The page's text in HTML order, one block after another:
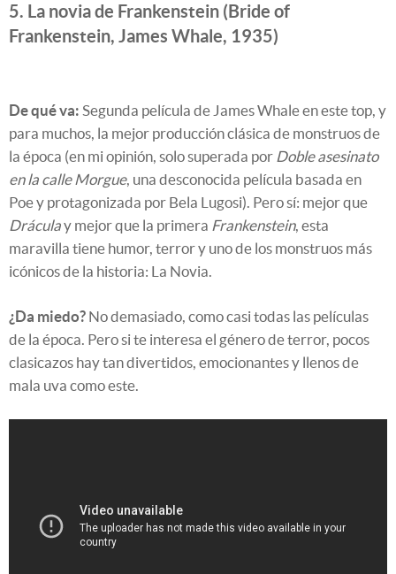
5. La novia de Frankenstein (Bride of
Frankenstein, James Whale, 1935)
De qué va: Segunda película de James Whale en este top, y
para muchos, la mejor producción clásica de monstruos de
la época (en mi opinión, solo superada por Doble asesinato
en la calle Morgue, una desconocida película basada en
Poe y protagonizada por Bela Lugosi). Pero sí: mejor que
Dráculay mejor que la primera Frankenstein, esta
maravilla tiene humor, terror y uno de los monstruos más
icónicos de la historia: La Novia.
¿Da miedo? No demasiado, como casi todas las películas
de la época. Pero si te interesa el género de terror, pocos
clasicazos hay tan divertidos, emocionantes y llenos de
mala uva como este.